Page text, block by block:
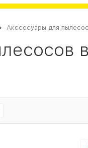
Акссесуары для